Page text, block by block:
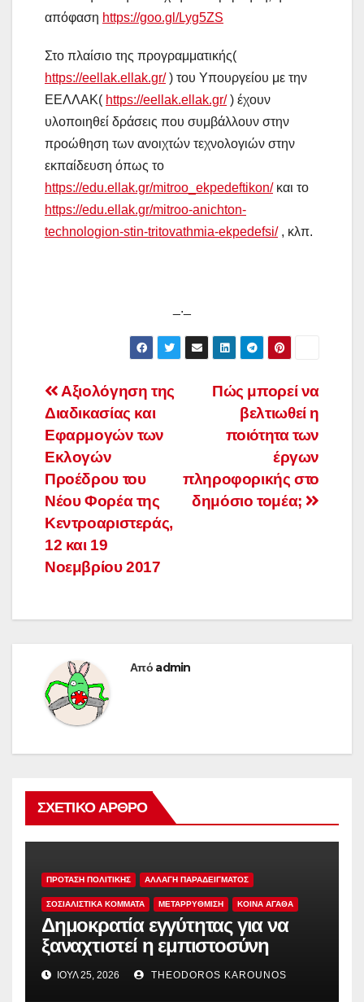
απόφαση https://goo.gl/Lyg5ZS
Στο πλαίσιο της προγραμματικής(
https://eellak.ellak.gr/) του Υπουργείου με την
ΕΕΛΛΑΚ( https://eellak.ellak.gr/) έχουν
υλοποιηθεί δράσεις που συμβάλλουν στην
προώθηση των ανοιχτών τεχνολογιών στην
εκπαίδευση όπως το
https://edu.ellak.gr/mitroo_ekpedeftikon/και το
https://edu.ellak.gr/mitroo-anichton-
technologion-stin-tritovathmia-ekpedefsi/, κλπ.
_._
Πλοήγηση
άρθρων
Πώς μπορεί να
βελτιωθεί η
ποιότητα των
έργων
πληροφορικής στο
δημόσιο τομέα;
Αξιολόγηση της
Διαδικασίας και
Εφαρμογών των
Εκλογών
Προέδρου του
Νέου Φορέα της
Κεντροαριστεράς,
12 και 19
Νοεμβρίου 2017
Από admin
ΣΧΕΤΙΚΌ ΆΡΘΡΟ
ΠΡΟΤΑΣΗ ΠΟΛΙΤΙΚΗΣ ΑΛΛΑΓΗ ΠΑΡΑΔΕΙΓΜΑΤΟΣ
ΣΟΣΙΑΛΙΣΤΙΚΆ ΚΌΜΜΑΤΑ ΜΕΤΑΡΡΥΘΜΙΣΗ ΚΟΙΝΑ ΑΓΑΘΑ
Δημοκρατία εγγύτητας για να
ξαναχτιστεί η εμπιστοσύνη
ΙΟΎΛ 25, 2026 THEODOROS KAROUNOS